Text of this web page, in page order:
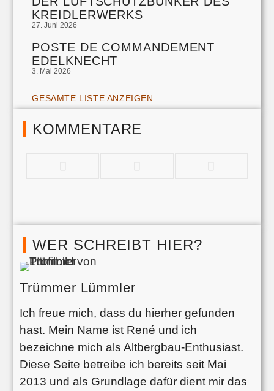
KREIDLERWERKS
27. Juni 2026
POSTE DE COMMANDEMENT
EDELKNECHT
3. Mai 2026
GESAMTE LISTE ANZEIGEN
KOMMENTARE
WER SCHREIBT HIER?
Trümmer Lümmler
Ich freue mich, dass du hierher gefunden
hast. Mein Name ist René und ich
bezeichne mich als Altbergbau-Enthusiast.
Diese Seite betreibe ich bereits seit Mai
2013 und als Grundlage dafür dient mir das